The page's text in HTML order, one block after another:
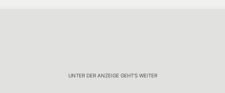
UNTER DER ANZEIGE GEHT'S WEITER